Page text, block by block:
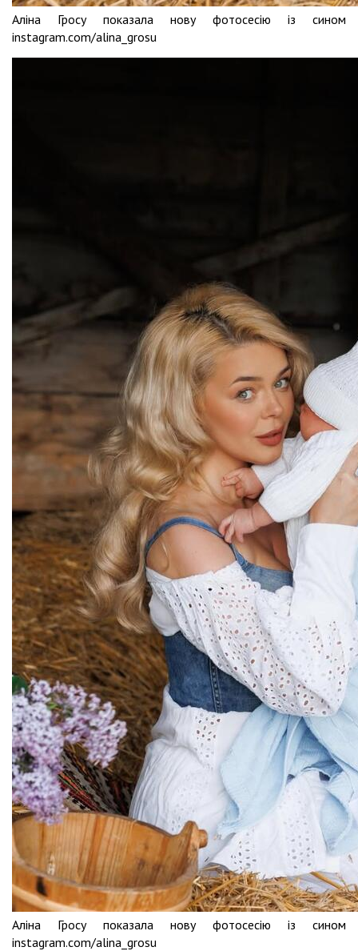
Аліна Гросу показала нову фотосесію із сином
instagram.com/alina_grosu
Аліна Гросу показала нову фотосесію із сином
instagram.com/alina_grosu